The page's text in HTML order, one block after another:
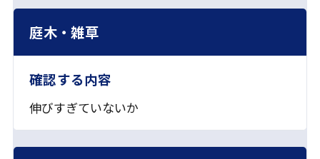
庭木・雑草
伸びすぎていないか